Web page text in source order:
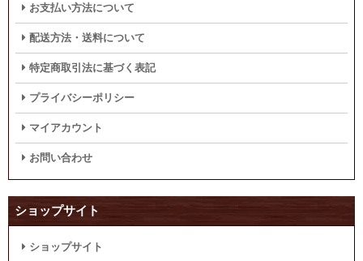
お支払い方法について
配送方法・送料について
特定商取引法に基づく表記
プライバシーポリシー
マイアカウント
お問い合わせ
ショップサイト
ショップサイト